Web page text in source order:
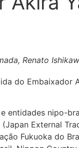
Renato
do Embaixador
nipo-
External
Fukuoka do